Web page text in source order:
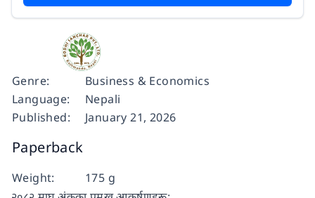
Genre:
Business & Economics
Language:
Nepali
Published:
January 21, 2026
Paperback
Weight:
175 g